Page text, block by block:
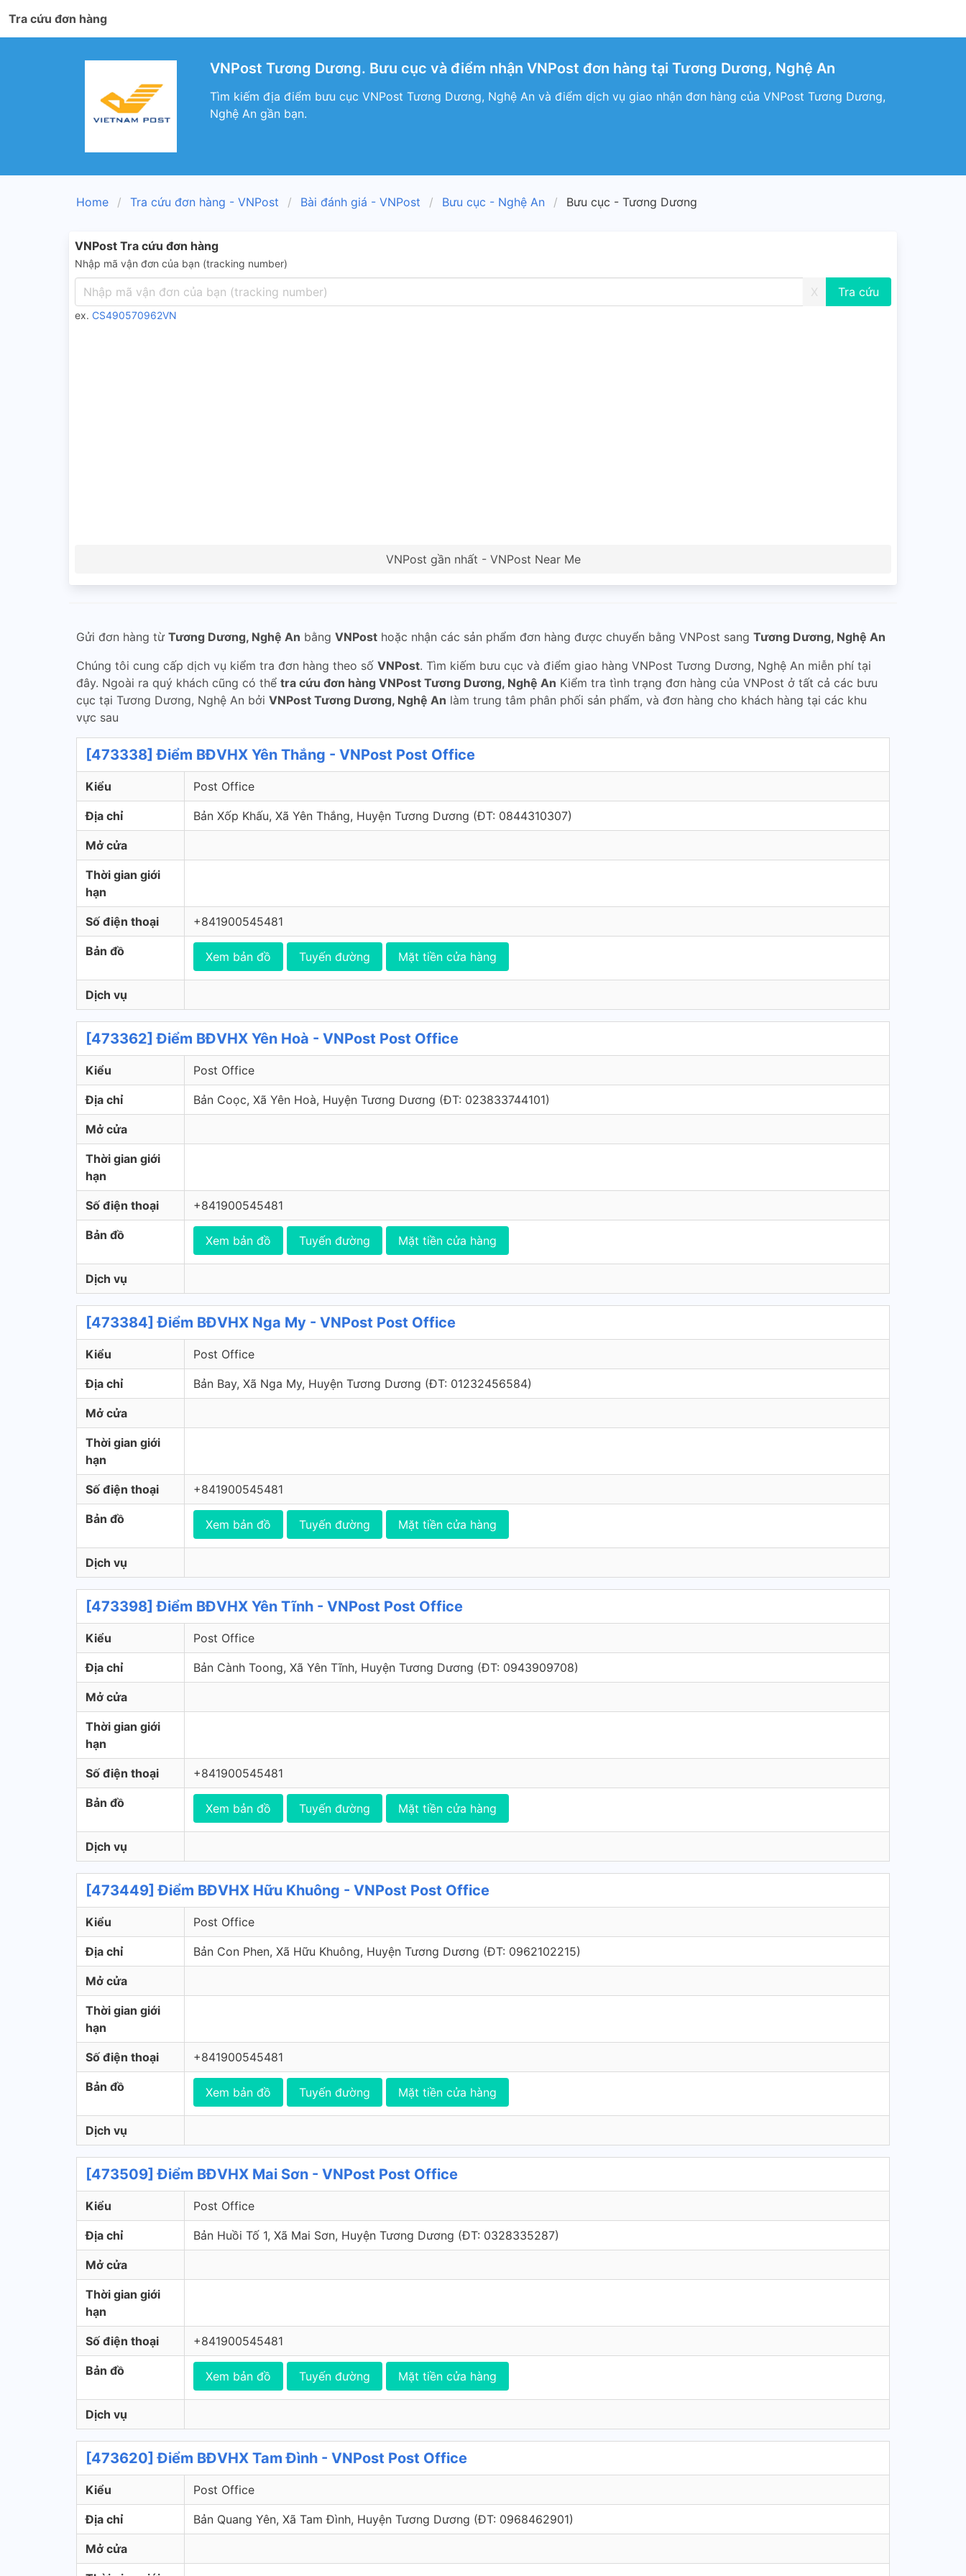
Tra cứu đơn hàng
VNPost Tương Dương. Bưu cục và điểm nhận VNPost đơn hàng tại Tương Dương, Nghệ An
Tìm kiếm địa điểm bưu cục VNPost Tương Dương, Nghệ An và điểm dịch vụ giao nhận đơn hàng của VNPost Tương Dương,
Nghệ An gần bạn.
Home Tra cứu đơn hàng - VNPost Bài đánh giá - VNPost Bưu cục - Nghệ An Bưu cục - Tương Dương
VNPost Tra cứu đơn hàng
Nhập mã vận đơn của bạn (tracking number)
X
ex. CS490570962VN
VNPost gần nhất - VNPost Near Me
Gửi đơn hàng từ Tương Dương, Nghệ An bằng VNPost hoặc nhận các sản phẩm đơn hàng được chuyển bằng VNPost sang Tương Dương, Nghệ An
Chúng tôi cung cấp dịch vụ kiểm tra đơn hàng theo số VNPost. Tìm kiếm bưu cục và điểm giao hàng VNPost Tương Dương, Nghệ An miễn phí tại
đây. Ngoài ra quý khách cũng có thể tra cứu đơn hàng VNPost Tương Dương, Nghệ An Kiểm tra tình trạng đơn hàng của VNPost ở tất cả các bưu
cục tại Tương Dương, Nghệ An bởi VNPost Tương Dương, Nghệ An làm trung tâm phân phối sản phẩm, và đơn hàng cho khách hàng tại các khu
vực sau
[473338] Điểm BĐVHX Yên Thắng - VNPost Post Office
Kiểu Post Office
Địa chỉ Bản Xốp Khấu, Xã Yên Thắng, Huyện Tương Dương (ÐT: 0844310307)
Mở cửa
Thời gian giới
hạn
Số điện thoại +841900545481
Bản đồ Xem bản đồ Tuyến đường Mặt tiền cửa hàng
Dịch vụ
[473362] Điểm BĐVHX Yên Hoà - VNPost Post Office
Kiểu Post Office
Địa chỉ Bản Coọc, Xã Yên Hoà, Huyện Tương Dương (ÐT: 023833744101)
Mở cửa
Thời gian giới
hạn
Số điện thoại +841900545481
Bản đồ Xem bản đồ Tuyến đường Mặt tiền cửa hàng
Dịch vụ
[473384] Điểm BĐVHX Nga My - VNPost Post Office
Kiểu Post Office
Địa chỉ Bản Bay, Xã Nga My, Huyện Tương Dương (ÐT: 01232456584)
Mở cửa
Thời gian giới
hạn
Số điện thoại +841900545481
Bản đồ Xem bản đồ Tuyến đường Mặt tiền cửa hàng
Dịch vụ
[473398] Điểm BĐVHX Yên Tĩnh - VNPost Post Office
Kiểu Post Office
Địa chỉ Bản Cành Toong, Xã Yên Tĩnh, Huyện Tương Dương (ÐT: 0943909708)
Mở cửa
Thời gian giới
hạn
Số điện thoại +841900545481
Bản đồ Xem bản đồ Tuyến đường Mặt tiền cửa hàng
Dịch vụ
[473449] Điểm BĐVHX Hữu Khuông - VNPost Post Office
Kiểu Post Office
Địa chỉ Bản Con Phen, Xã Hữu Khuông, Huyện Tương Dương (ÐT: 0962102215)
Mở cửa
Thời gian giới
hạn
Số điện thoại +841900545481
Bản đồ Xem bản đồ Tuyến đường Mặt tiền cửa hàng
Dịch vụ
[473509] Điểm BĐVHX Mai Sơn - VNPost Post Office
Kiểu Post Office
Địa chỉ Bản Huồi Tố 1, Xã Mai Sơn, Huyện Tương Dương (ÐT: 0328335287)
Mở cửa
Thời gian giới
hạn
Số điện thoại +841900545481
Bản đồ Xem bản đồ Tuyến đường Mặt tiền cửa hàng
Dịch vụ
[473620] Điểm BĐVHX Tam Đình - VNPost Post Office
Kiểu Post Office
Địa chỉ Bản Quang Yên, Xã Tam Đình, Huyện Tương Dương (ÐT: 0968462901)
Mở cửa